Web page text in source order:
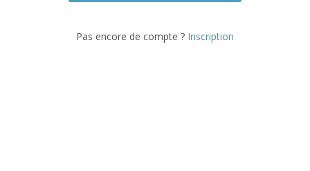
Pas encore de compte ? Inscription